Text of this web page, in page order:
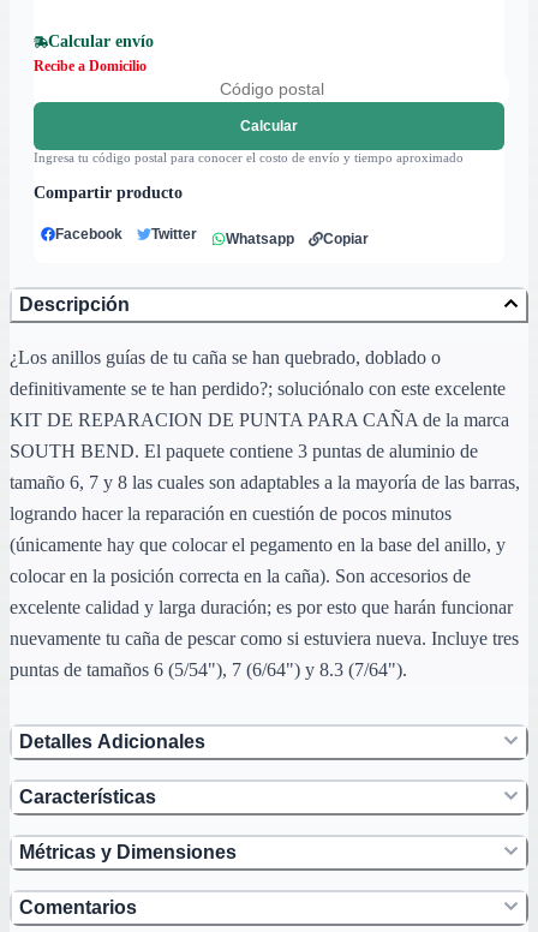
Calcular envío
Recibe a Domicilio
Calcular
Ingresa tu código postal para conocer el costo de envío y tiempo aproximado
Compartir producto
Facebook Twitter Whatsapp Copiar
Descripción
¿Los anillos guías de tu caña se han quebrado, doblado o
definitivamente se te han perdido?; soluciónalo con este excelente
KIT DE REPARACION DE PUNTA PARA CAÑA de la marca
SOUTH BEND. El paquete contiene 3 puntas de aluminio de
tamaño 6, 7 y 8 las cuales son adaptables a la mayoría de las barras,
logrando hacer la reparación en cuestión de pocos minutos
(únicamente hay que colocar el pegamento en la base del anillo, y
colocar en la posición correcta en la caña). Son accesorios de
excelente calidad y larga duración; es por esto que harán funcionar
nuevamente tu caña de pescar como si estuviera nueva. Incluye tres
puntas de tamaños 6 (5/54"), 7 (6/64") y 8.3 (7/64").
Detalles Adicionales
Características
Métricas y Dimensiones
Comentarios